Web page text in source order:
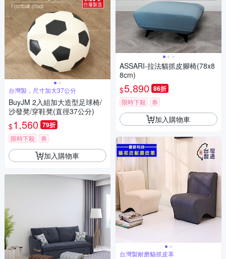
台灣製，尺寸加大37公分
BuyJM 2入組加大造型足球椅/
沙發凳/穿鞋凳(直徑37公分)
$1,560 79折
限時下殺 券
加入購物車
ASSARI-拉法貓抓皮腳椅(78x8
8cm)
$5,890 86折
限時下殺 券
加入購物車
台灣製耐磨貓抓皮革